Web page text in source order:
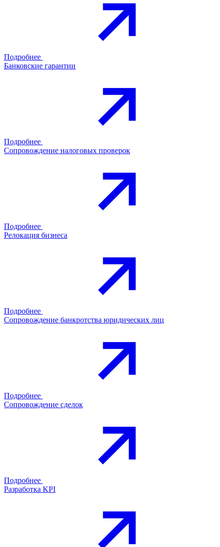
Подробнее
Банковские гарантии
Подробнее
Сопровождение налоговых проверок
Подробнее
Релокация бизнеса
Подробнее
Сопровождение банкротства юридических лиц
Подробнее
Сопровождение сделок
Подробнее
Разработка KPI